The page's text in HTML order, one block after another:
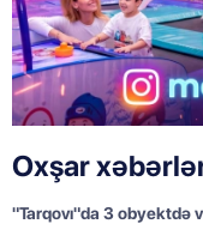
Oxşar
"Tarqovı"da 3 obyektdə